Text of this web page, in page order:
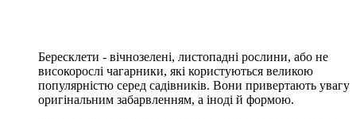
Бересклети - вічнозелені, листопадні рослини, або не
високорослі чагарники, які користуються великою
популярністю серед садівників. Вони привертають увагу
оригінальним забарвленням, а іноді й формою.